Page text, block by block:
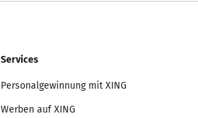
Services
Personalgewinnung mit XING
Werben auf XING